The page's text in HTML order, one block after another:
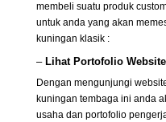
membeli suatu produk
untuk anda yang akan
kuningan klasik :
– Lihat Portofolio Website
Dengan mengunjungi
kuningan tembaga ini anda
usaha dan portofolio